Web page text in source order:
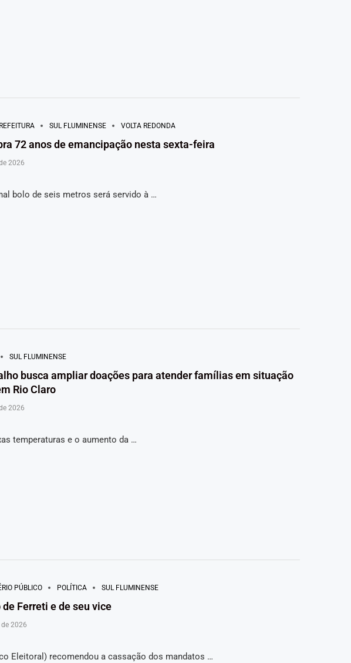
SUL FLUMINENSE VOLTA REDONDA
72 anos de emancipação nesta sexta-feira
2026
bolo de seis metros será servido à …
SUL FLUMINENSE
busca ampliar doações para atender famílias em situação
Rio Claro
2026
temperaturas e o aumento da …
PÚBLICO POLÍTICA SUL FLUMINENSE
Ferreti e de seu vice
2026
Eleitoral) recomendou a cassação dos mandatos …